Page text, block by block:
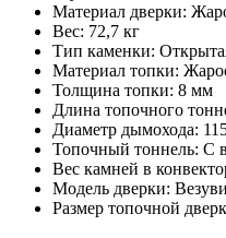
Материал дверки:
Вес: 72,7 кг
Тип каменки:
Материал топки:
Толщина топки: 8 мм
Длина топочного
Диаметр дымохода:
Топочный тоннель: С
Вес камней в
Модель дверки:
Размер топочной